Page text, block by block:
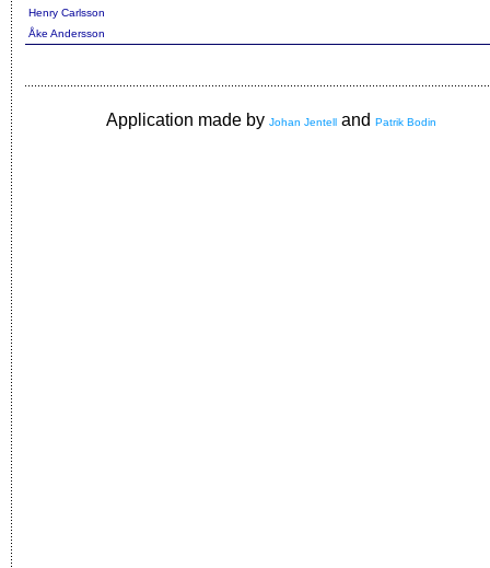
Henry Carlsson
Åke Andersson
Application made by Johan Jentell and Patrik Bodin